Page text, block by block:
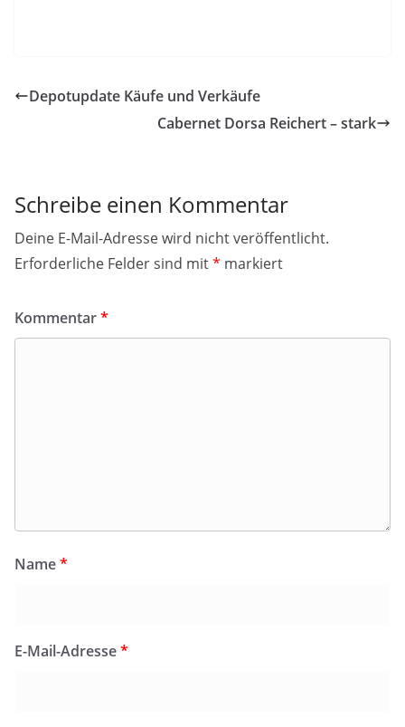
Depotupdate Käufe und Verkäufe
Cabernet Dorsa Reichert – stark
Schreibe einen Kommentar
Deine E-Mail-Adresse wird nicht veröffentlicht.
Erforderliche Felder sind mit* markiert
Kommentar*
Name*
E-Mail-Adresse*